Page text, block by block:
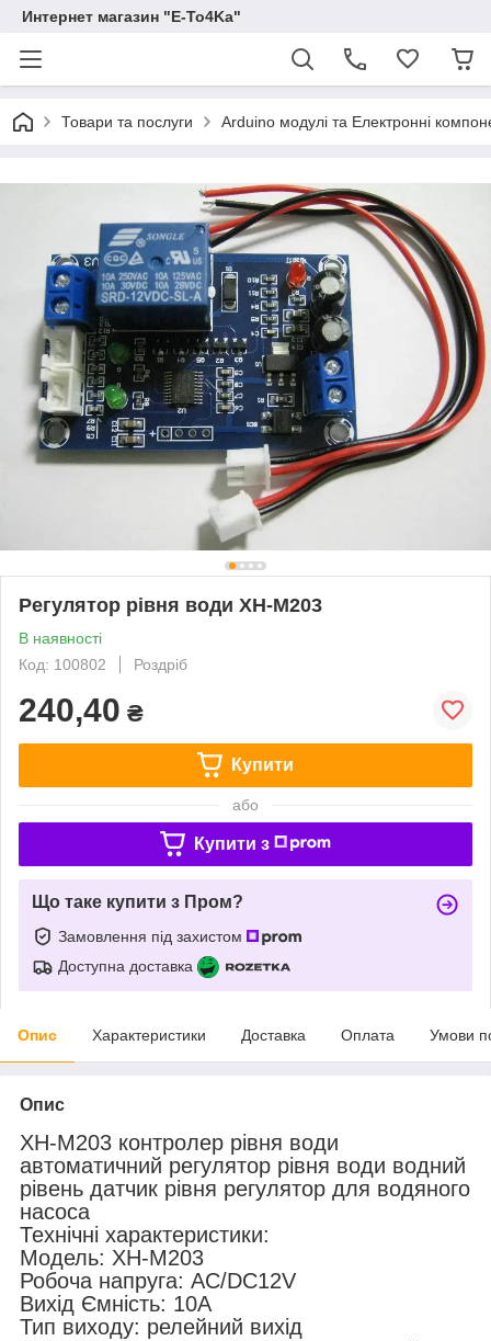
Интернет магазин "E-To4Ka"
Товари та послуги Arduino модулі та Електронні
Регулятор рівня води XH-M203
В наявності
Код: 100802
Роздріб
240,40 ₴
Купити
або
Купити з
Що таке купити з Пром?
Замовлення під захистом
Доступна доставка
Опис Характеристики Доставка Оплата Умови
Опис
XH-M203 контролер рівня води
автоматичний регулятор рівня води водний
рівень датчик рівня регулятор для водяного
насоса
Технічні характеристики:
Модель: XH-M203
Робоча напруга: AC/DC12V
Вихід Ємність: 10A
Тип виходу: релейний вихід